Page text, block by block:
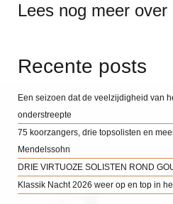
Lees nog meer
Recente posts
Een seizoen dat de veelzijdigheid van
onderstreepte
75 koorzangers, drie topsolisten en
Mendelssohn
DRIE VIRTUOZE SOLISTEN ROND
Klassik Nacht 2026 weer op en top in